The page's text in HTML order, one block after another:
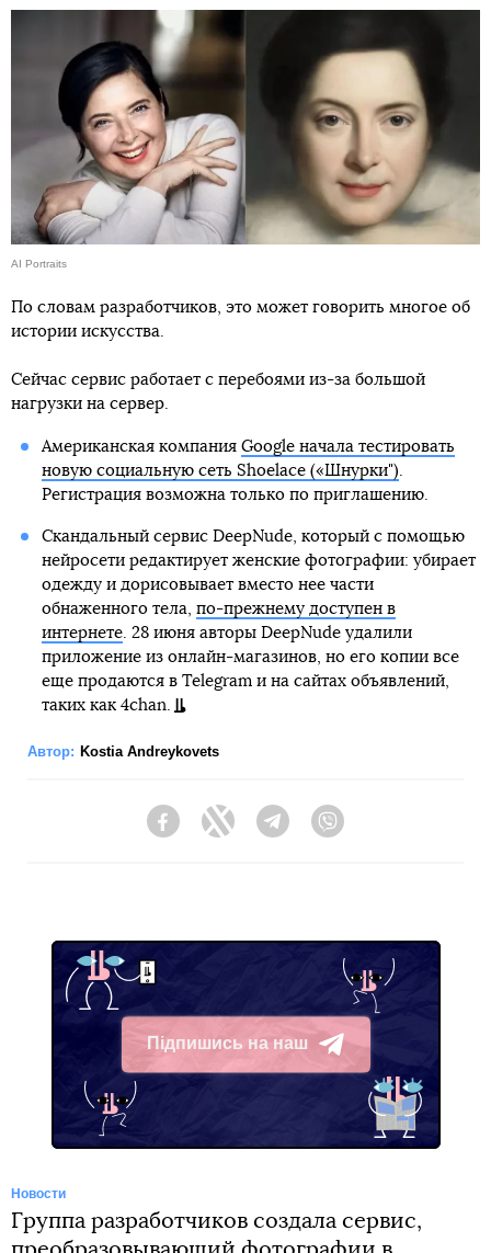
AI Portraits
По словам разработчиков, это может говорить многое об
истории искусства.
Сейчас сервис работает с перебоями из-за большой
нагрузки на сервер.
Американская компания Google начала тестировать
новую социальную сеть Shoelace («Шнурки")
Регистрация возможна только по приглашению.
Скандальный сервис DeepNude, который с помощью
нейросети редактирует женские фотографии: убирает
одежду и дорисовывает вместо нее части
обнаженного тела, по-прежнему доступен в
интернете. 28 июня авторы DeepNude удалили
приложение из онлайн-магазинов, но его копии все
еще продаются в Telegram и на сайтах объявлений,
таких как 4chan.
Автор: Kostia Andreykovets
FacebookTwitter Telegram
Підпишись на наш
Telegram
Новости
Группа разработчиков создала сервис,